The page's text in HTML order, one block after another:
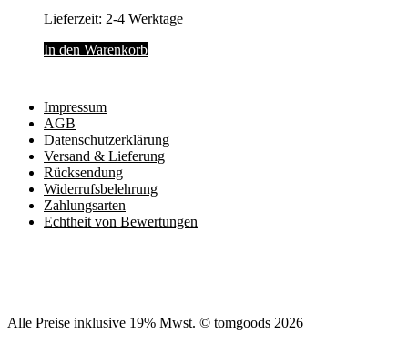
Lieferzeit: 2-4 Werktage
In den Warenkorb
Impressum
AGB
Datenschutzerklärung
Versand & Lieferung
Rücksendung
Widerrufsbelehrung
Zahlungsarten
Echtheit von Bewertungen
Alle Preise inklusive 19% Mwst. © tomgoods 2026